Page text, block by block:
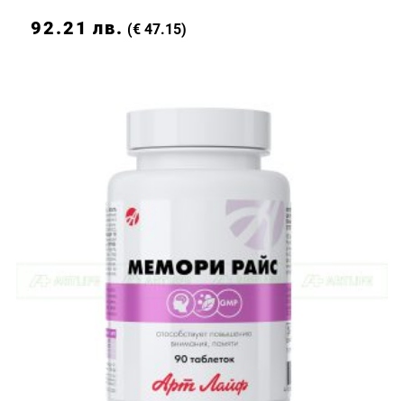
92.21 лв. (€ 47.15)